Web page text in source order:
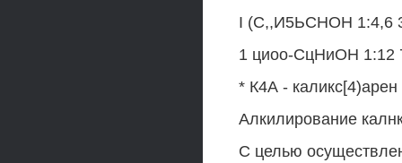
I (С,,И5ЬСНОН 1:4,6
1 циоо-СцНиОН 1:12
* К4А - каликс[4)арен
Алкилирование
С целью